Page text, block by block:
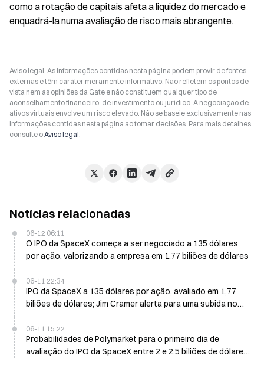
como a rotação de capitais afeta a liquidez do mercado e
enquadrá-la numa avaliação de risco mais abrangente.
Aviso legal: As informações contidas nesta página podem provir de fontes
externas e têm caráter meramente informativo. Não refletem os pontos de
vista nem as opiniões da Gate e não constituem qualquer tipo de
aconselhamento financeiro, de investimento ou jurídico. A negociação de
ativos virtuais envolve um risco elevado. Não se baseie exclusivamente nas
informações contidas nesta página ao tomar decisões. Para mais detalhes,
consulte oAviso legal.
Notícias relacionadas
06-12 06:11
O IPO da SpaceX começa a ser negociado a 135 dólares
por ação, valorizando a empresa em 1,77 biliões de dólares
06-11 22:34
IPO da SpaceX a 135 dólares por ação, avaliado em 1,77
biliões de dólares; Jim Cramer alerta para uma subida no
06-11 15:22
Probabilidades de Polymarket para o primeiro dia de
avaliação do IPO da SpaceX entre 2 e 2,5 biliões de dólares